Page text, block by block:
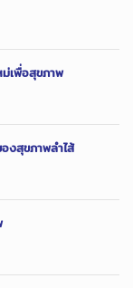
เพื่อสุขภาพ
สุขภาพลำไส้